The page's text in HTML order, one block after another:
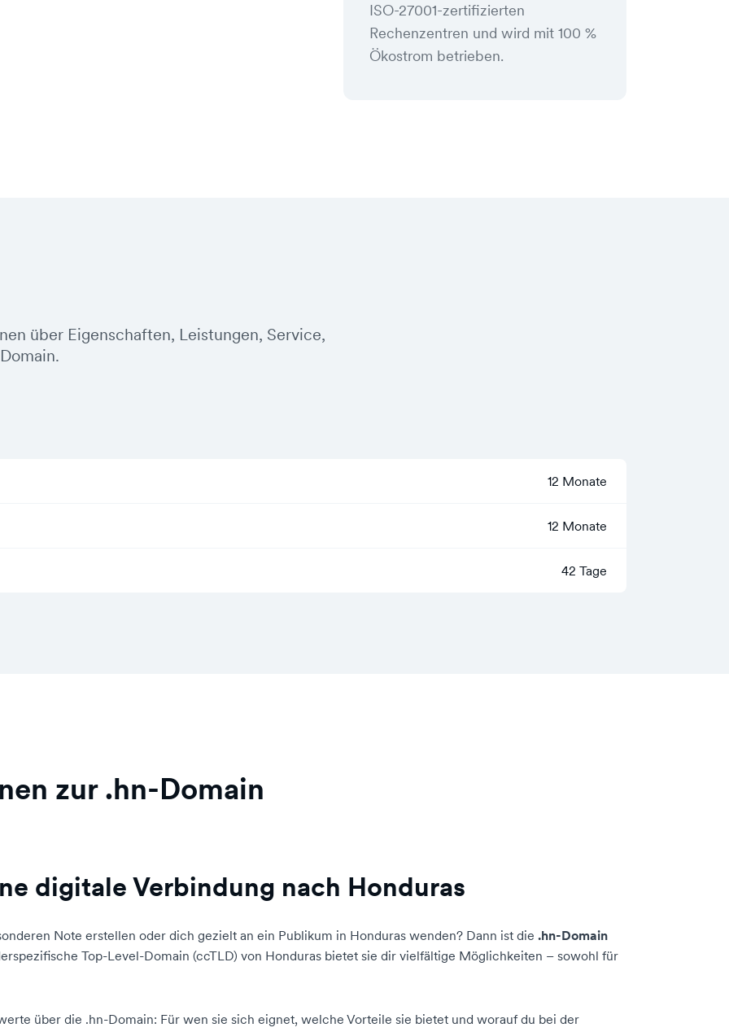
ISO-27001-zertifizierten
Rechenzentren und wird mit 100 %
Ökostrom betrieben.
über Eigenschaften, Leistungen, Service,
12 Monate
12 Monate
42 Tage
zur .hn-Domain
digitale Verbindung nach Honduras
Note erstellen oder dich gezielt an ein Publikum in Honduras wenden? Dann ist die .hn-Domain
Top-Level-Domain (ccTLD) von Honduras bietet sie dir vielfältige Möglichkeiten – sowohl für
über die .hn-Domain: Für wen sie sich eignet, welche Vorteile sie bietet und worauf du bei der